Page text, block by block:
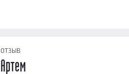
ОТЗЫВ
Артем